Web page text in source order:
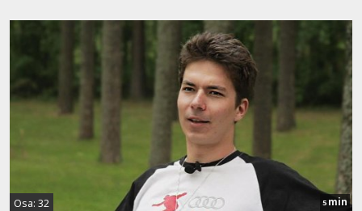
Osa: 32 5 min